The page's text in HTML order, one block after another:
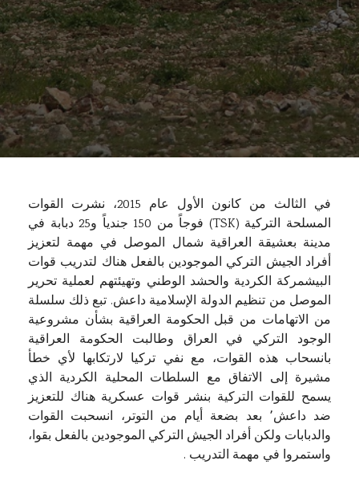
في الثالث من كانون الأول عام 2015، نشرت القوات
المسلحة التركية (TSK) فوجاً من 150 جندياً و25 دبابة في
مدينة بعشيقة العراقية شمال الموصل في مهمة لتعزيز
أفراد الجيش التركي الموجودين بالفعل هناك لتدريب قوات
البيشمركة الكردية والحشد الوطني وتهيئتهم لعملية تحرير
الموصل من تنظيم الدولة الإسلامية داعش. تبع ذلك سلسلة
من الاتهامات من قبل الحكومة العراقية بشأن مشروعية
الوجود التركي في العراق وطالبت الحكومة العراقية
بانسحاب هذه القوات، مع نفي تركيا لارتكابها لأي خطأ
مشيرة إلى الاتفاق مع السلطات المحلية الكردية الذي
يسمح للقوات التركية بنشر قوات عسكرية هناك للتعزيز
ضد داعش٬ بعد بضعة أيام من التوتر، انسحبت القوات
والدبابات ولكن أفراد الجيش التركي الموجودين بالفعل بقوا،
واستمروا في مهمة التدريب .